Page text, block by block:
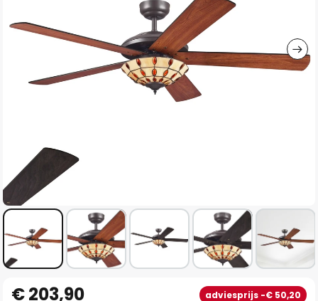
gallerij
€ 203,90 adviesprijs -€ 50,20